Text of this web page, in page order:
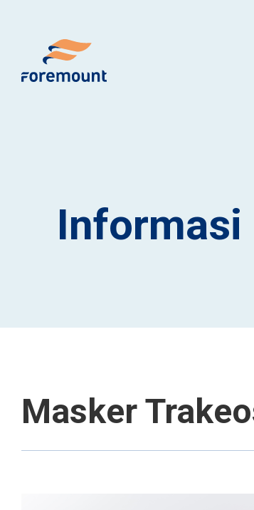
Informasi
Masker